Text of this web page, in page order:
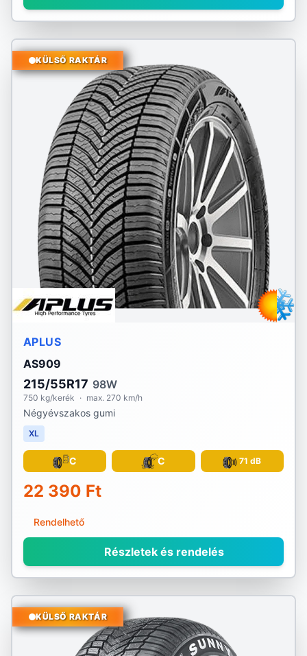
KÜLSŐ RAKTÁR
APLUS
AS909
215/55R17 98W
750 kg/kerék · max. 270 km/h
Négyévszakos gumi
XL
C C 71 dB
22 390 Ft
Rendelhető
Részletek és rendelés
KÜLSŐ RAKTÁR